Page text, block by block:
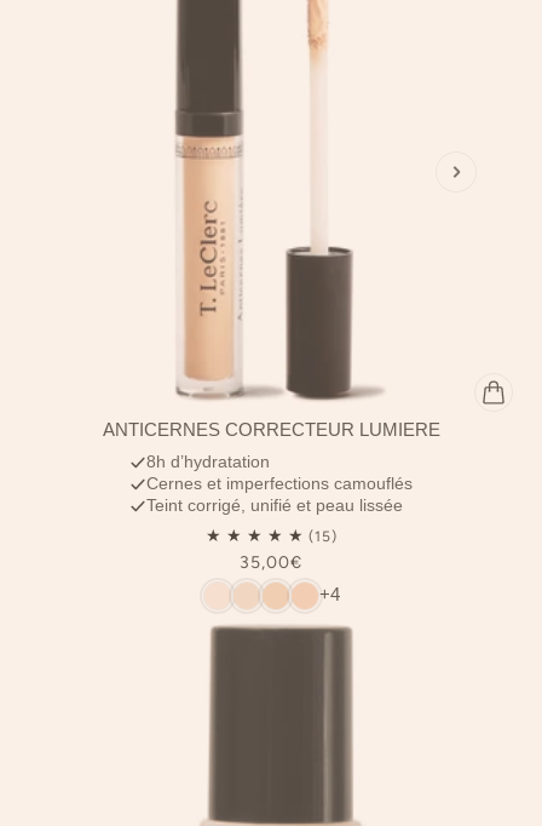
ANTICERNES CORRECTEUR LUMIÈRE
8h d’hydratation
Cernes et imperfections camouflés
Teint corrigé, unifié et peau lissée
35,00€
+4